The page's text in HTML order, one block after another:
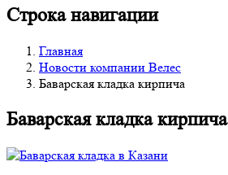
Строка навигации
Главная
Новости компании Велес
Баварская кладка кирпича
Баварская кладка кирпича